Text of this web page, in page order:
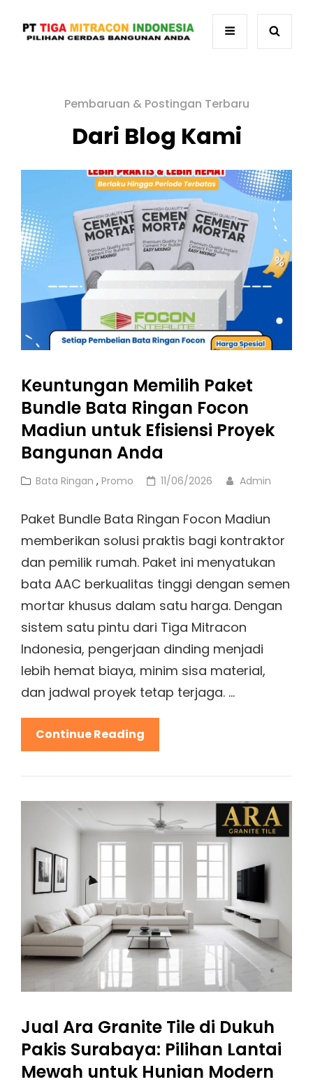
Pembaruan & Postingan Terbaru
Dari Blog Kami
Keuntungan Memilih Paket
Bundle Bata Ringan Focon
Madiun untuk Efisiensi Proyek
Bangunan Anda
Cat
Bata Ringan , Promo
Posted
11/06/2026 Admin
Paket Bundle Bata Ringan Focon Madiun
memberikan solusi praktis bagi kontraktor
dan pemilik rumah. Paket ini menyatukan
bata AAC berkualitas tinggi dengan semen
mortar khusus dalam satu harga. Dengan
sistem satu pintu dari Tiga Mitracon
Indonesia, pengerjaan dinding menjadi
lebih hemat biaya, minim sisa material,
dan jadwal proyek tetap terjaga. …
Continue Reading
Memilih
Paket
Bata
Ringan
Focon
Efisiensi
Proyek
Bangunan
Anda
Jual Ara Granite Tile di Dukuh
Pakis Surabaya: Pilihan Lantai
Mewah untuk Hunian Modern